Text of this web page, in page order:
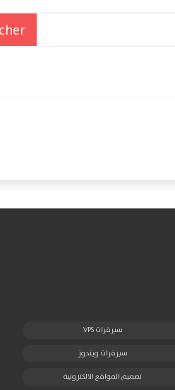
سيرفرات VPS
سيرفرات ويندوز
تصميم المواقع الالكترونية